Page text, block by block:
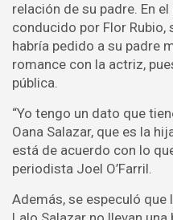
relación de su padre. En
conducido por Flor Rubio,
habría pedido a su padre
romance con la actriz,
pública.
“Yo tengo un dato que
Oana Salazar, que es la
está de acuerdo con lo
periodista Joel O’Farril.
Además, se especuló